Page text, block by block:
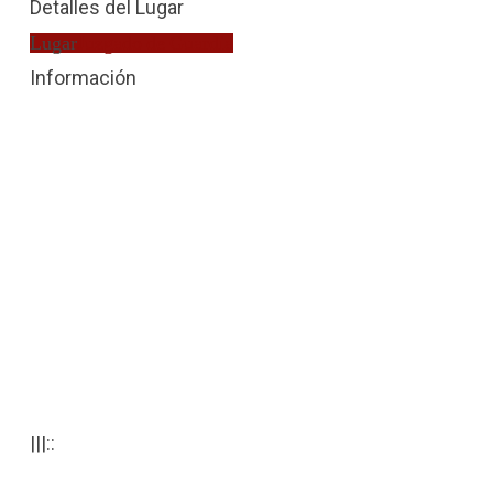
Detalles del Lugar
LugarJuzgado de Guardia
Información
|||::